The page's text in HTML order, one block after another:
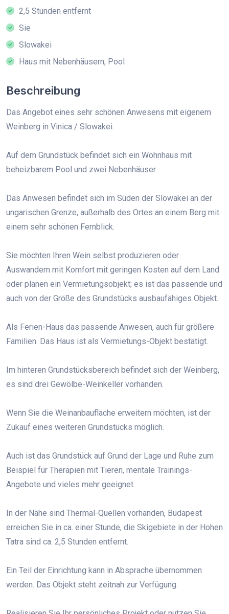
2,5 Stunden entfernt
Sie
Slowakei
Haus mit Nebenhäusern, Pool
Beschreibung
Das Angebot eines sehr schönen Anwesens mit eigenem
Weinberg in Vinica / Slowakei.
Auf dem Grundstück befindet sich ein Wohnhaus mit
beheizbarem Pool und zwei Nebenhäuser.
Das Anwesen befindet sich im Süden der Slowakei an der
ungarischen Grenze, außerhalb des Ortes an einem Berg mit
einem sehr schönen Fernblick.
Sie möchten Ihren Wein selbst produzieren oder
Auswandern mit Komfort mit geringen Kosten auf dem Land
oder planen ein Vermietungsobjekt; es ist das passende und
auch von der Größe des Grundstücks ausbaufähiges Objekt.
Als Ferien-Haus das passende Anwesen, auch für größere
Familien. Das Haus ist als Vermietungs-Objekt bestätigt.
Im hinteren Grundstücksbereich befindet sich der Weinberg,
es sind drei Gewölbe-Weinkeller vorhanden.
Wenn Sie die Weinanbaufläche erweitern möchten, ist der
Zukauf eines weiteren Grundstücks möglich.
Auch ist das Grundstück auf Grund der Lage und Ruhe zum
Beispiel für Therapien mit Tieren, mentale Trainings-
Angebote und vieles mehr geeignet.
In der Nähe sind Thermal-Quellen vorhanden, Budapest
erreichen Sie in ca. einer Stunde, die Skigebiete in der Hohen
Tatra sind ca. 2,5 Stunden entfernt.
Ein Teil der Einrichtung kann in Absprache übernommen
werden. Das Objekt steht zeitnah zur Verfügung.